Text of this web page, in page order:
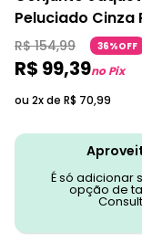
Peluciado Cinza
R$ 154,99 36%OFF
R$ 99,39no Pix
ou 2x de R$ 70,99
É só adicionar
opção de